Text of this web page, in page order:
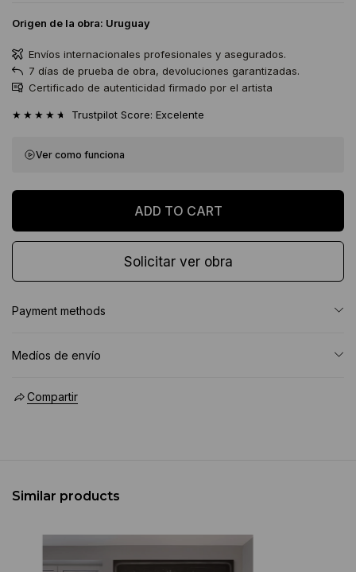
Origen de la obra: Uruguay
Envíos internacionales profesionales y asegurados.
7 días de prueba de obra, devoluciones garantizadas.
Certificado de autenticidad firmado por el artista
★★★★★ Trustpilot Score: Excelente
Ver como funciona
Solicitar ver obra
Payment methods
Medíos de envío
Compartir
Similar products